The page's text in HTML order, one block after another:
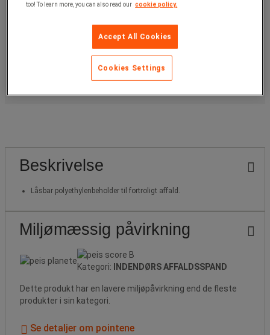
Køb nu
Beskrivelse
Låsbar polyethylenbeholder til fortroligt affald.
Miljømæssig påvirkning
Kategori: INDENDØRS AFFALDSSPAND
Dette produkt har en lavere miljøpåvirkning end de fleste
produkter i sin kategori.
Se detaljer om pointene
too! To learn more, you can also read our cookie policy.
Accept All Cookies
Cookies Settings